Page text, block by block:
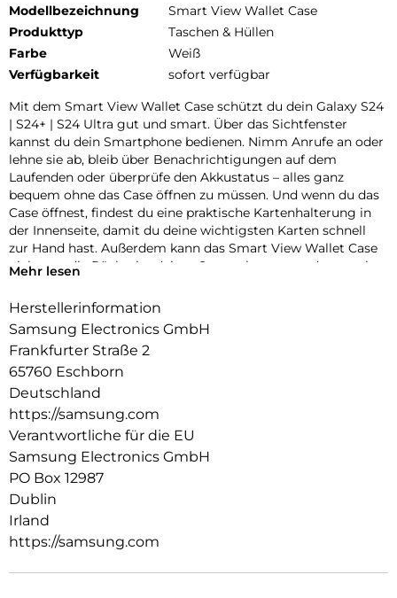
Modellbezeichnung
Smart View Wallet Case
Produkttyp
Taschen & Hüllen
Farbe
Weiß
Verfügbarkeit
sofort verfügbar
Mit dem Smart View Wallet Case schützt du dein Galaxy S24
| S24+ | S24 Ultra gut und smart. Über das Sichtfenster
kannst du dein Smartphone bedienen. Nimm Anrufe an oder
lehne sie ab, bleib über Benachrichtigungen auf dem
Laufenden oder überprüfe den Akkustatus – alles ganz
bequem ohne das Case öffnen zu müssen. Und wenn du das
Case öffnest, findest du eine praktische Kartenhalterung in
der Innenseite, damit du deine wichtigsten Karten schnell
zur Hand hast. Außerdem kann das Smart View Wallet Case
nicht nur die Rückseite deines Smartphones, sondern auch
Mehr lesen
Herstellerinformation
Samsung Electronics GmbH
Frankfurter Straße 2
65760 Eschborn
Deutschland
https://samsung.com
Verantwortliche für die EU
Samsung Electronics GmbH
PO Box 12987
Dublin
Irland
https://samsung.com